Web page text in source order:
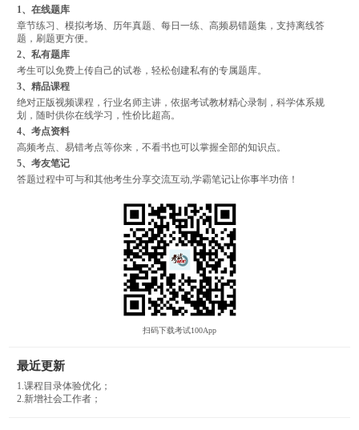
1、在线题库
章节练习、模拟考场、历年真题、每日一练、高频易错题集，支持离线答
题，刷题更方便。
2、私有题库
考生可以免费上传自己的试卷，轻松创建私有的专属题库。
3、精品课程
绝对正版视频课程，行业名师主讲，依据考试教材精心录制，科学体系规
划，随时供你在线学习，性价比超高。
4、考点资料
高频考点、易错考点等你来，不看书也可以掌握全部的知识点。
5、考友笔记
答题过程中可与和其他考生分享交流互动,学霸笔记让你事半功倍！
扫码下载考试100App
最近更新
1.课程目录体验优化；
2.新增社会工作者；